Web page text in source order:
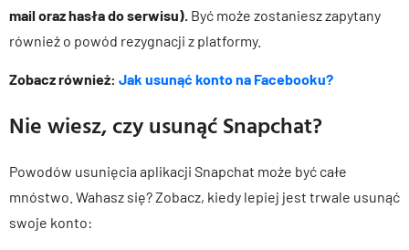
mail oraz hasła do serwisu). Być może zostaniesz zapytany
również o powód rezygnacji z platformy.
Zobacz również: Jak usunąć konto na Facebooku?
Nie wiesz, czy usunąć Snapchat?
Powodów usunięcia aplikacji Snapchat może być całe
mnóstwo. Wahasz się? Zobacz, kiedy lepiej jest trwale usunąć
swoje konto: